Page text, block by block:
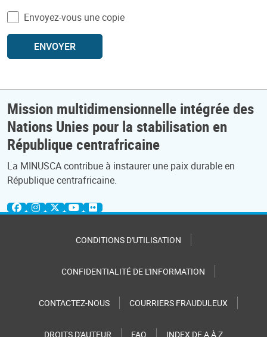
Envoyez-vous une copie
ENVOYER
Mission multidimensionnelle intégrée des
Nations Unies pour la stabilisation en
République centrafricaine
La MINUSCA contribue à instaurer une paix durable en
République centrafricaine.
CONDITIONS D'UTILISATION
CONFIDENTIALITÉ DE L'INFORMATION
CONTACTEZ-NOUS COURRIERS FRAUDULEUX
DROITS D'AUTEUR FAQ INDEX DE A À Z